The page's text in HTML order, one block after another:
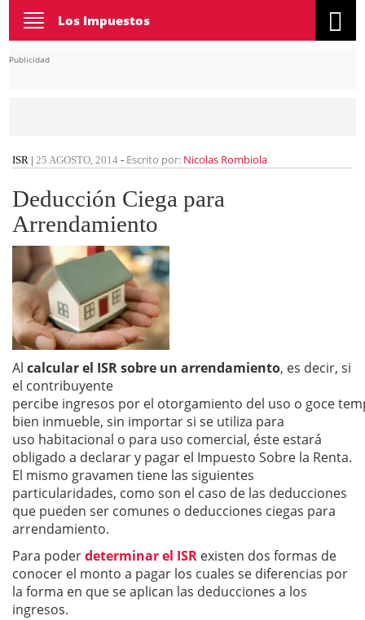
Toggle
navigation
Los Impuestos
Publicidad
ISR | 25 AGOSTO, 2014 - Escrito por: Nicolas Rombiola
Deducción Ciega para
Arrendamiento
Al calcular el ISR sobre un arrendamiento, es decir, si
el contribuyente
percibe ingresos por el otorgamiento del uso o goce
bien inmueble, sin importar si se utiliza para
uso habitacional o para uso comercial, éste estará
obligado a declarar y pagar el Impuesto Sobre la Renta.
El mismo gravamen tiene las siguientes
particularidades, como son el caso de las deducciones
que pueden ser comunes o deducciones ciegas para
arrendamiento.
Para poderdeterminar el ISR existen dos formas de
conocer el monto a pagar los cuales se diferencias por
la forma en que se aplican las deducciones a los
ingresos.